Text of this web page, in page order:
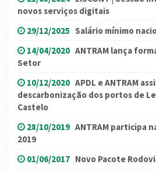
novos serviços digitais
29/12/2025 Salário mínimo
14/04/2020 ANTRAM lança
Setor
10/12/2020 APDL e ANTRAM
descarbonização dos portos de
Castelo
28/10/2019 ANTRAM participa
2019
01/06/2017 Novo Pacote